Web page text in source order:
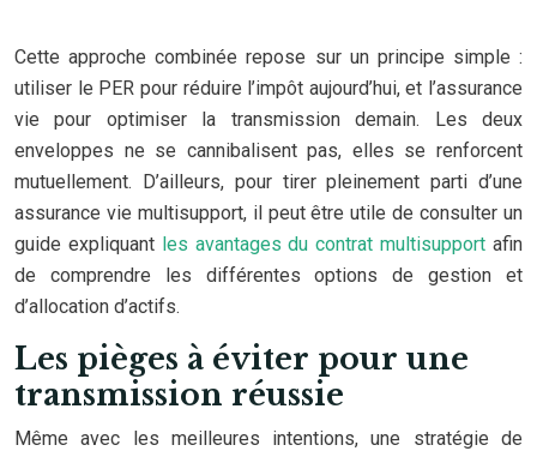
Cette approche combinée repose sur un principe simple :
utiliser le PER pour réduire l’impôt aujourd’hui, et l’assurance
vie pour optimiser la transmission demain. Les deux
enveloppes ne se cannibalisent pas, elles se renforcent
mutuellement. D’ailleurs, pour tirer pleinement parti d’une
assurance vie multisupport, il peut être utile de consulter un
guide expliquant les avantages du contrat multisupport afin
de comprendre les différentes options de gestion et
d’allocation d’actifs.
Les pièges à éviter pour une
transmission réussie
Même avec les meilleures intentions, une stratégie de